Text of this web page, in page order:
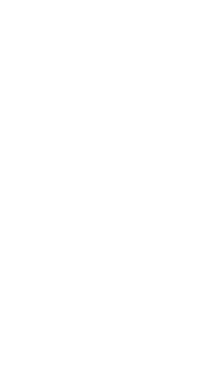
St Andreu de la Barca
Molins-Barcelona
i Santeugini - Hospital de